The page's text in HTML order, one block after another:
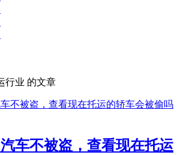
行业 的文章
车不被盗，查看现在托运